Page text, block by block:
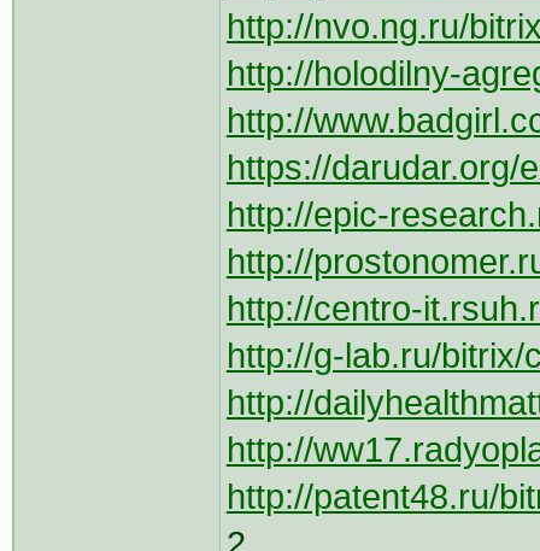
http://nvo.ng.ru/
http://holodilny-
http://
https://darudar.org/
http://epic-
http://
http://centro-
http://g-lab.ru/
http://
http://
http://patent48.ru/